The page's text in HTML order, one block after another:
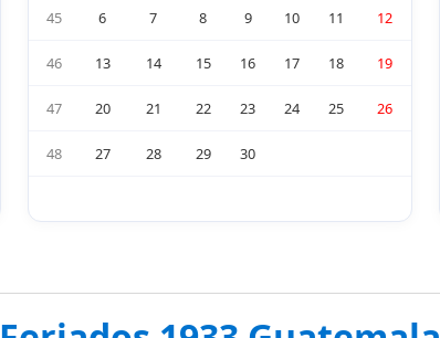
45 6 7 8 9 10 11 12
46 13 14 15 16 17 18 19
47 20 21 22 23 24 25 26
48 27 28 29 30